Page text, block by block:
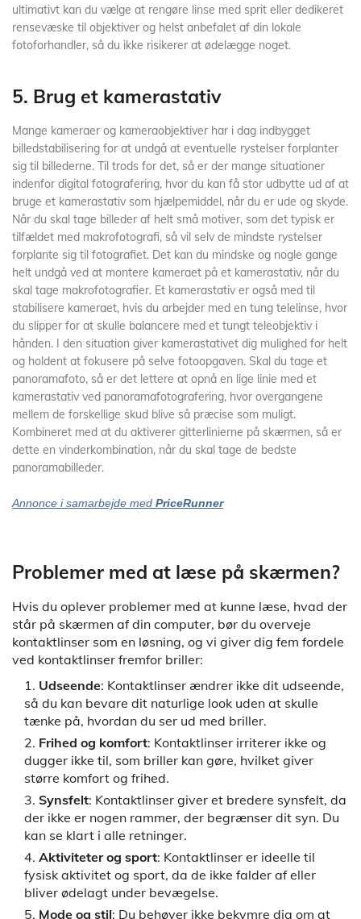
ultimativt kan du vælge at rengøre linse med sprit eller dedikeret
rensevæske til objektiver og helst anbefalet af din lokale
fotoforhandler, så du ikke risikerer at ødelægge noget.
5. Brug et kamerastativ
Mange kameraer og kameraobjektiver har i dag indbygget
billedstabilisering for at undgå at eventuelle rystelser forplanter
sig til billederne. Til trods for det, så er der mange situationer
indenfor digital fotografering, hvor du kan få stor udbytte ud af at
bruge et kamerastativ som hjælpemiddel, når du er ude og skyde.
Når du skal tage billeder af helt små motiver, som det typisk er
tilfældet med makrofotografi, så vil selv de mindste rystelser
forplante sig til fotografiet. Det kan du mindske og nogle gange
helt undgå ved at montere kameraet på et kamerastativ, når du
skal tage makrofotografier. Et kamerastativ er også med til
stabilisere kameraet, hvis du arbejder med en tung telelinse, hvor
du slipper for at skulle balancere med et tungt teleobjektiv i
hånden. I den situation giver kamerastativet dig mulighed for helt
og holdent at fokusere på selve fotoopgaven. Skal du tage et
panoramafoto, så er det lettere at opnå en lige linie med et
kamerastativ ved panoramafotografering, hvor overgangene
mellem de forskellige skud blive så præcise som muligt.
Kombineret med at du aktiverer gitterlinierne på skærmen, så er
dette en vinderkombination, når du skal tage de bedste
panoramabilleder.
Annonce i samarbejde med PriceRunner
Problemer med at læse på skærmen?
Hvis du oplever problemer med at kunne læse, hvad der
står på skærmen af din computer, bør du overveje
kontaktlinser som en løsning, og vi giver dig fem fordele
ved kontaktlinser fremfor briller:
Udseende: Kontaktlinser ændrer ikke dit udseende,
så du kan bevare dit naturlige look uden at skulle
tænke på, hvordan du ser ud med briller.
Frihed og komfort: Kontaktlinser irriterer ikke og
dugger ikke til, som briller kan gøre, hvilket giver
større komfort og frihed.
Synsfelt: Kontaktlinser giver et bredere synsfelt, da
der ikke er nogen rammer, der begrænser dit syn. Du
kan se klart i alle retninger.
Aktiviteter og sport: Kontaktlinser er ideelle til
fysisk aktivitet og sport, da de ikke falder af eller
bliver ødelagt under bevægelse.
Mode og stil: Du behøver ikke bekymre dig om at